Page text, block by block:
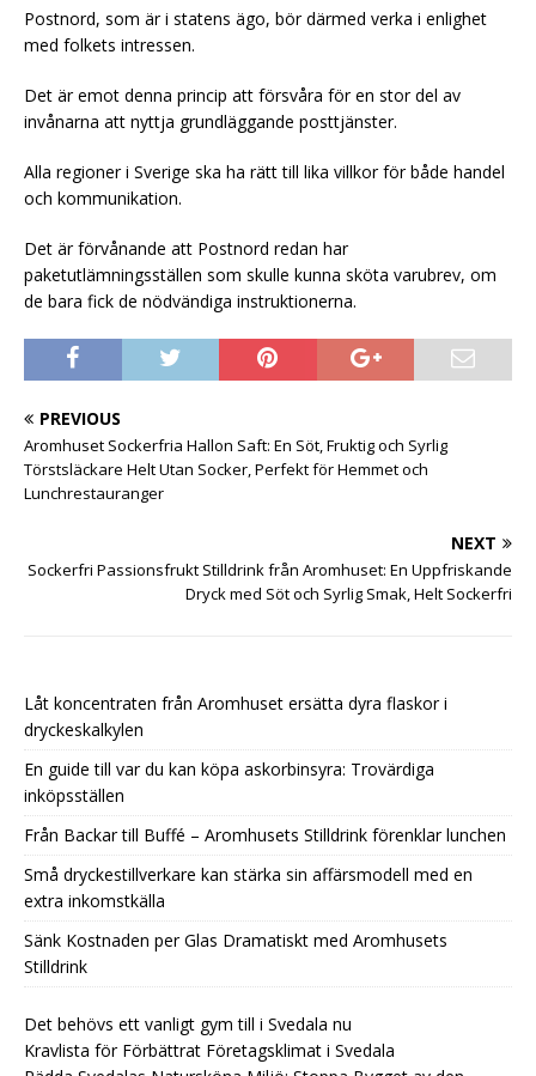
Postnord, som är i statens ägo, bör därmed verka i enlighet
med folkets intressen.
Det är emot denna princip att försvåra för en stor del av
invånarna att nyttja grundläggande posttjänster.
Alla regioner i Sverige ska ha rätt till lika villkor för både handel
och kommunikation.
Det är förvånande att Postnord redan har
paketutlämningsställen som skulle kunna sköta varubrev, om
de bara fick de nödvändiga instruktionerna.
PREVIOUS
Aromhuset Sockerfria Hallon Saft: En Söt, Fruktig och Syrlig
Törstsläckare Helt Utan Socker, Perfekt för Hemmet och
Lunchrestauranger
NEXT
Sockerfri Passionsfrukt Stilldrink från Aromhuset: En Uppfriskande
Dryck med Söt och Syrlig Smak, Helt Sockerfri
Låt koncentraten från Aromhuset ersätta dyra flaskor i
dryckeskalkylen
En guide till var du kan köpa askorbinsyra: Trovärdiga
inköpsställen
Från Backar till Buffé – Aromhusets Stilldrink förenklar lunchen
Små dryckestillverkare kan stärka sin affärsmodell med en
extra inkomstkälla
Sänk Kostnaden per Glas Dramatiskt med Aromhusets
Stilldrink
Det behövs ett vanligt gym till i Svedala nu
Kravlista för Förbättrat Företagsklimat i Svedala